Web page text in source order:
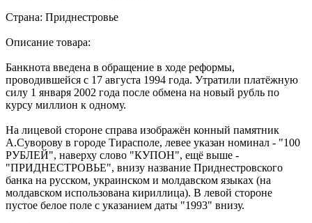
Страна: Приднестровье
Описание товара:
Банкнота введена в обращение в ходе реформы,
проводившейся с 17 августа 1994 года. Утратили платёжную
силу 1 января 2002 года после обмена на новый рубль по
курсу миллион к одному.
На лицевой стороне справа изображён конный памятник
А.Суворову в городе Тирасполе, левее указан номинал - "100
РУБЛЕЙ", наверху слово "КУПОН", ещё выше -
"ПРИДНЕСТРОВЬЕ", внизу название Приднестровского
банка на русском, украинском и молдавском языках (на
молдавском использована кириллица). В левой стороне
пустое белое поле с указанием даты "1993" внизу.